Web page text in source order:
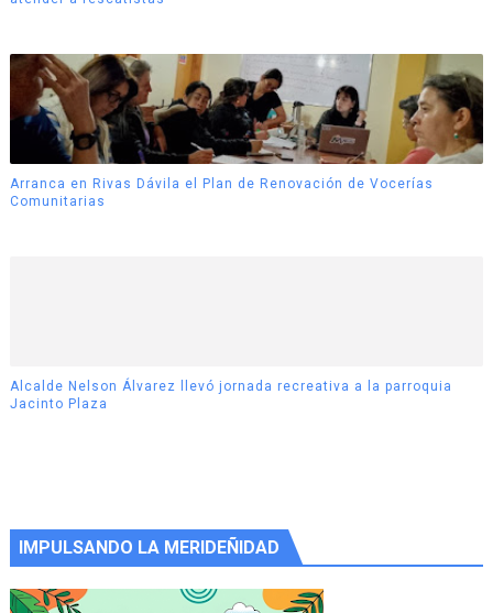
Arranca en Rivas Dávila el Plan de Renovación de Vocerías
Comunitarias
Alcalde Nelson Álvarez llevó jornada recreativa a la parroquia
Jacinto Plaza
IMPULSANDO LA MERIDEÑIDAD